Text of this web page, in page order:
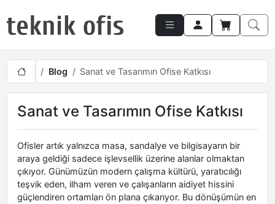
Blog Sanat ve Tasarımın Ofise Katkısı
Sanat ve Tasarımın Ofise Katkısı
Ofisler artık yalnızca masa, sandalye ve bilgisayarın bir
araya geldiği sadece işlevsellik üzerine alanlar olmaktan
çıkıyor. Günümüzün modern çalışma kültürü, yaratıcılığı
teşvik eden, ilham veren ve çalışanların aidiyet hissini
güçlendiren ortamları ön plana çıkarıyor. Bu dönüşümün en